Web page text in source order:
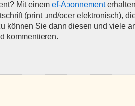
Mit einem ef-Abonnement
(print und/oder elektronisch),
können Sie dann diesen und viele
kommentieren.